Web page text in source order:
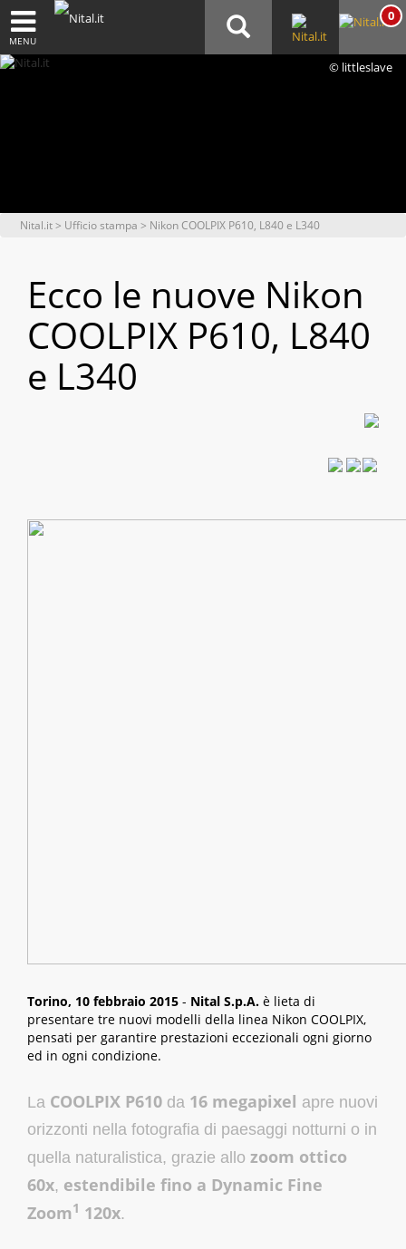
MENU
0
© littleslave
Nital.it> Ufficio stampa > Nikon COOLPIX P610, L840 e L340
Ecco le nuove Nikon
COOLPIX P610, L840
e L340
Torino, 10 febbraio 2015 - Nital S.p.A. è lieta di
presentare tre nuovi modelli della linea Nikon COOLPIX,
pensati per garantire prestazioni eccezionali ogni giorno
ed in ogni condizione.
La COOLPIX P610 da 16 megapixel apre nuovi
orizzonti nella fotografia di paesaggi notturni o in
quella naturalistica, grazie allo zoom ottico
60x, estendibile fino a Dynamic Fine
Zoom1 120x.